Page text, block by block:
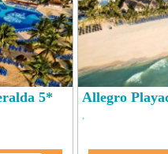
5* Allegro
,